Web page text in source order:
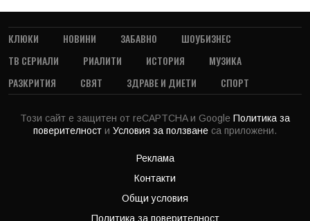
КЛЮКИ НОВИНИ ЗАБАВНО
ШОУБИЗНЕС
ТВ СЕРИАЛИ
РИАЛИТИ ИСТОРИЯ
МУЗИКА
РАЗКРИТИЯ
СВЯТ ЗДРАВЕ И ДИЕТИ СПОРТ
Този сайт е защитен от reCAPTCHA и Google Политика за
поверителност и Условия за ползване са приложени.
Реклама
Контакти
Общи условия
Политика за поверителност